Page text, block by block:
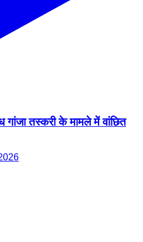
तस्करी के मामले में वांछित